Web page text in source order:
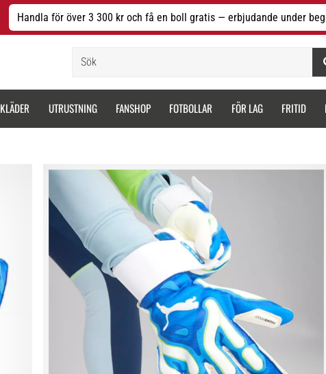
Handla för över 3 300 kr och få en boll gratis — erbjudande under
KLÄDER UTRUSTNING FANSHOP FOTBOLLAR FÖR LAG FRITID